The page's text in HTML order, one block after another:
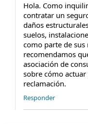
Hola. Como
contratar un
daños
suelos,
como parte de sus
recomendamos
asociación de
sobre cómo
reclamación.
Responder